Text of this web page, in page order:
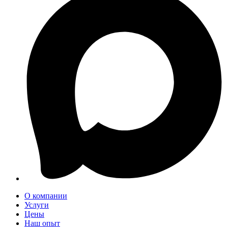
О компании
Услуги
Цены
Наш опыт